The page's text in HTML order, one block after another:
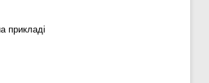
прикладі